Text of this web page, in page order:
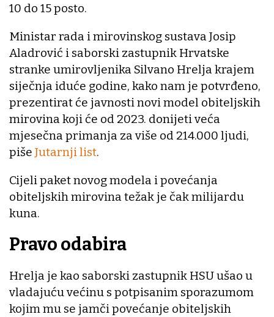
10 do 15 posto.
Ministar rada i mirovinskog sustava Josip
Aladrović i saborski zastupnik Hrvatske
stranke umirovljenika Silvano Hrelja krajem
siječnja iduće godine, kako nam je potvrđeno,
prezentirat će javnosti novi model obiteljskih
mirovina koji će od 2023. donijeti veća
mjesečna primanja za više od 214.000 ljudi,
piše Jutarnji list.
Cijeli paket novog modela i povećanja
obiteljskih mirovina težak je čak milijardu
kuna.
Pravo odabira
Hrelja je kao saborski zastupnik HSU ušao u
vladajuću većinu s potpisanim sporazumom
kojim mu se jamči povećanje obiteljskih